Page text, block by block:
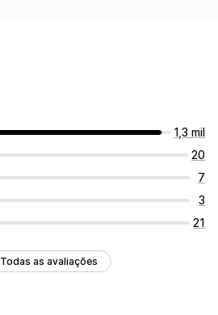
1,3 mil
20
7
3
21
Todas as avaliações